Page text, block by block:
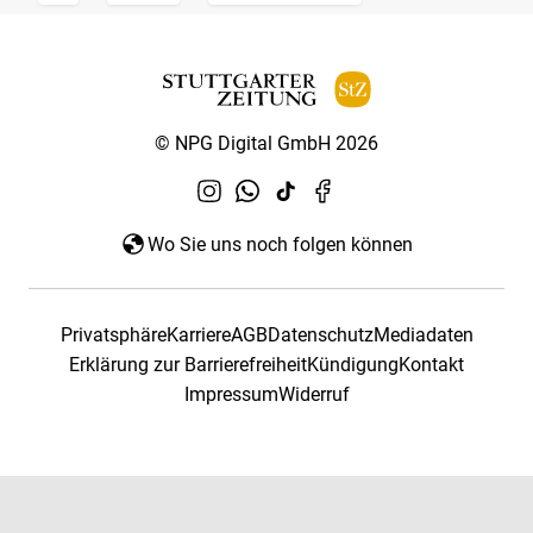
© NPG Digital GmbH 2026
Wo Sie uns noch folgen können
PrivatsphäreKarriereAGBDatenschutzMediadaten
Erklärung zur BarrierefreiheitKündigungKontakt
ImpressumWiderruf